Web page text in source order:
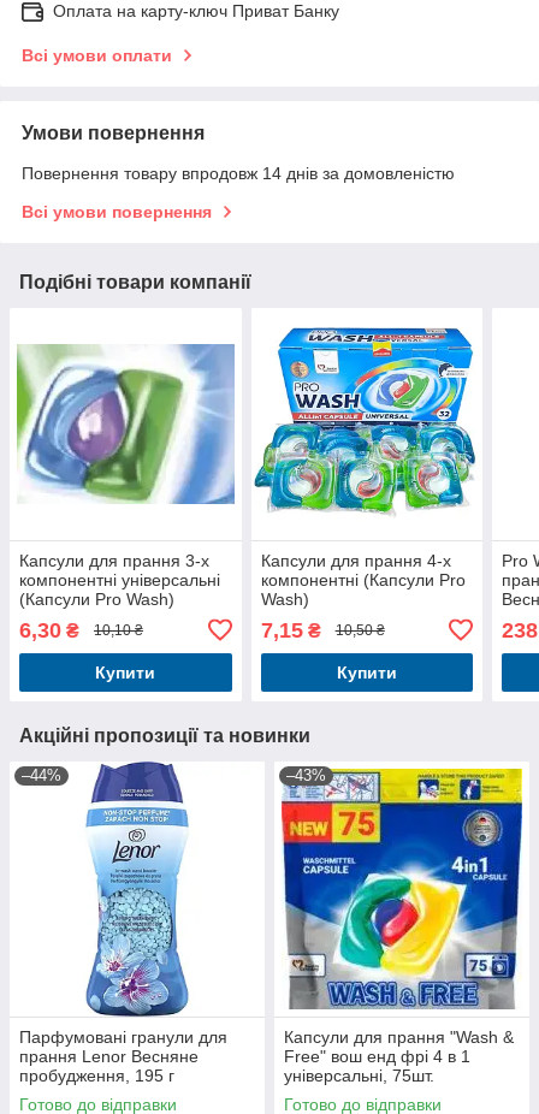
Оплата на карту-ключ Приват Банку
Всі умови оплати
Умови повернення
Повернення товару впродовж 14 днів за домовленістю
Всі умови повернення
Подібні товари компанії
Капсули для прання 3-х
компонентні універсальні
(Капсули Pro Wash)
6,30 ₴ 10,10 ₴
Купити
Капсули для прання 4-х
компонентні (Капсули Pro
Wash)
7,15₴ 10,50 ₴
Купити
Pro
238
Акційні пропозиції та новинки
–44%
Парфумовані гранули для
прання Lenor Весняне
пробудження, 195 г
Готово до відправки
–43%
Капсули для прання "Wash &
Free" вош енд фрі 4 в 1
універсальні, 75шт.
Готово до відправки